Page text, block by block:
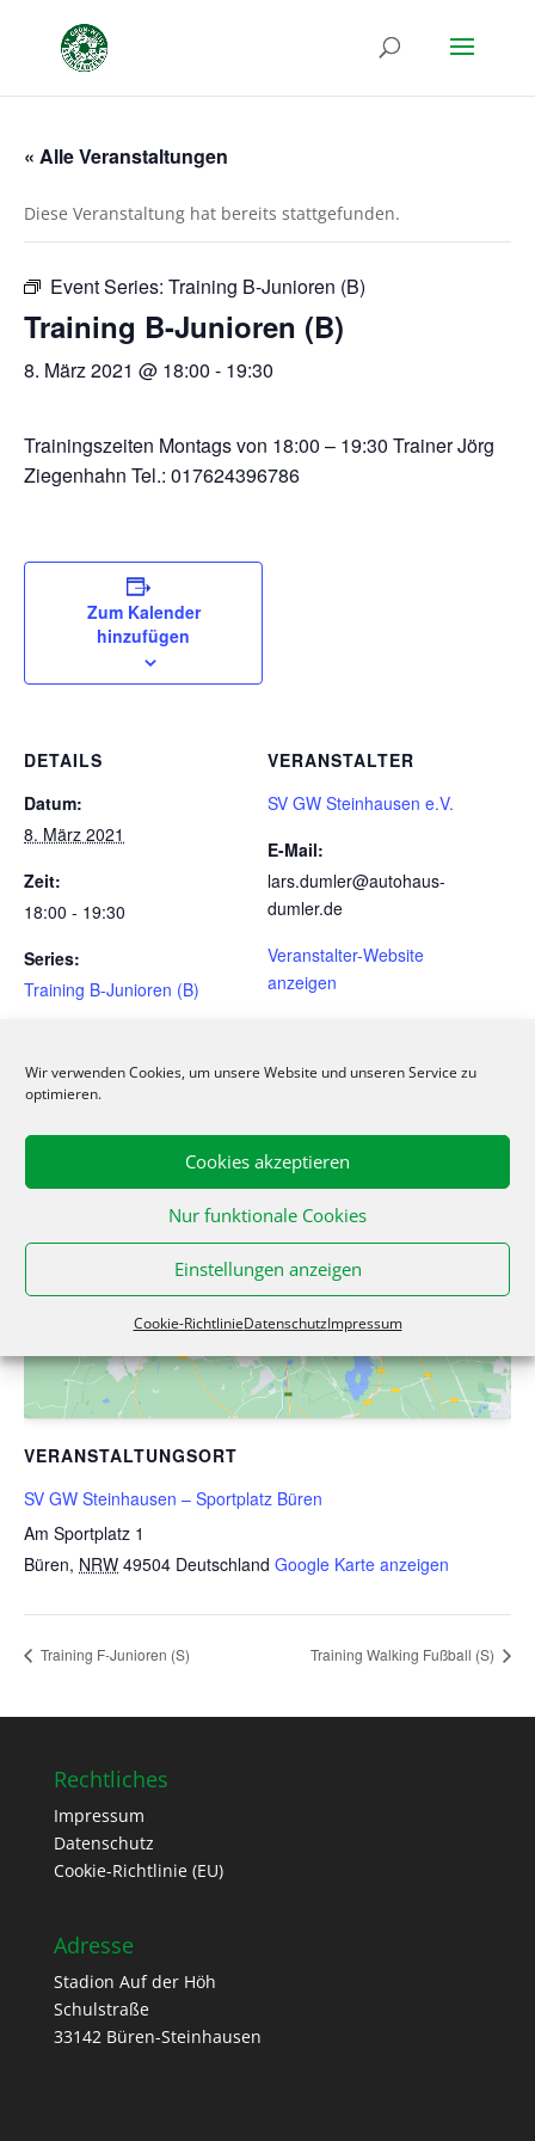
Wir verwenden Cookies, um unsere Website und unseren Service zu
optimieren.
Cookies akzeptieren
Nur funktionale Cookies
Einstellungen anzeigen
Cookie-RichtlinieDatenschutzImpressum
« Alle Veranstaltungen
Diese Veranstaltung hat bereits stattgefunden.
Event Series: Training B-Junioren (B)
Training B-Junioren (B)
8. März 2021 @ 18:00 - 19:30
Trainingszeiten Montags von 18:00 – 19:30 Trainer Jörg
Ziegenhahn Tel.: 017624396786
Zum Kalender
hinzufügen
DETAILS
Datum:
8. März 2021
Zeit:
18:00 - 19:30
Series:
Training B-Junioren (B)
VERANSTALTER
SV GW Steinhausen e.V.
E-Mail:
lars.dumler@autohaus-
dumler.de
Veranstalter-Website
anzeigen
VERANSTALTUNGSORT
SV GW Steinhausen – Sportplatz Büren
Am Sportplatz 1
Büren, NRW 49504 Deutschland Google Karte anzeigen
Klicke hier, um Marketing-Cookies zu
Training F-Junioren (S) Training Walking Fußball (S)
Rechtliches
Impressum
Datenschutz
Cookie-Richtlinie (EU)
Adresse
Stadion Auf der Höh
Schulstraße
33142 Büren-Steinhausen